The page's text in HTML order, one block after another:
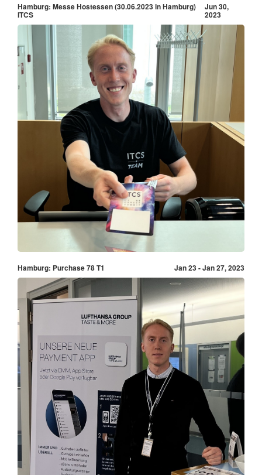
Hamburg: Messe Hostessen (30.06.2023 in Hamburg)
ITCS
Jun 30,
2023
Hamburg: Purchase 78 T1 Jan 23 - Jan 27, 2023